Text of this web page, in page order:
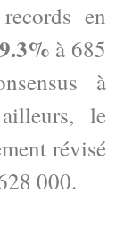
en
à 685
à
le
révisé
000.